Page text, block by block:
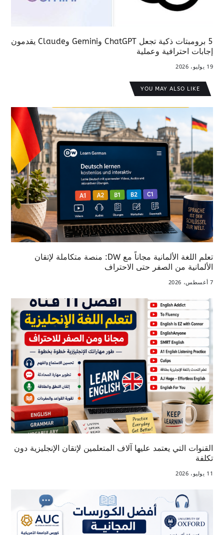
5 برومبتات ذكية تجعل ChatGPT وGemini وClaude يقدمون
إجابات احترافية وعملية
19 يوليو، 2026
YOU MAY ALSO LIKE
تعلم اللغة الألمانية مجاناً مع DW: منصة متكاملة لإتقان
الألمانية من الصفر حتى الاحتراف
7 أغسطس، 2026
القنوات التي يعتمد عليها آلاف المتعلمين لإتقان الإنجليزية دون
تكلفة
11 يوليو، 2026